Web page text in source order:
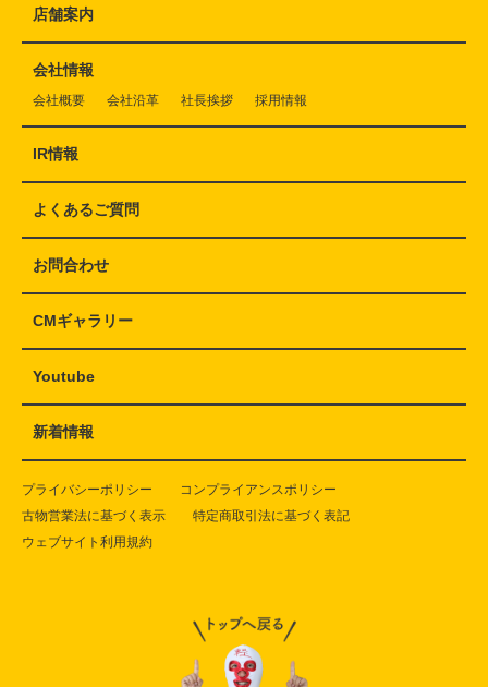
店舗案内
会社情報
会社概要 会社沿革 社長挨拶 採用情報
IR情報
よくあるご質問
お問合わせ
CMギャラリー
Youtube
新着情報
プライバシーポリシー
コンプライアンスポリシー
古物営業法に基づく表示
特定商取引法に基づく表記
ウェブサイト利用規約